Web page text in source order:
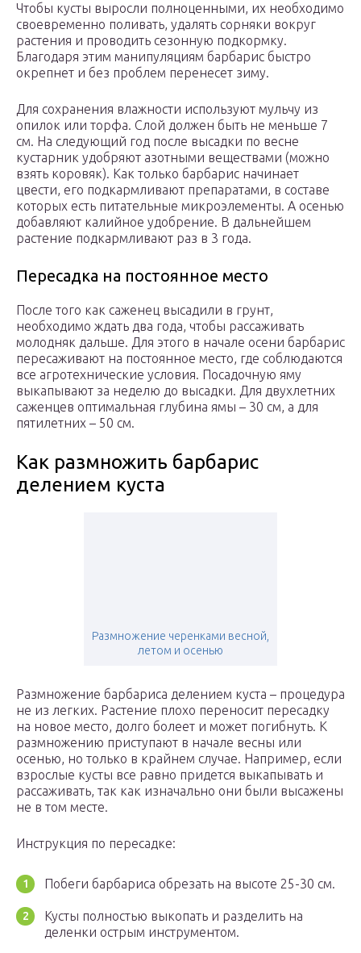
Чтобы кусты выросли полноценными, их необходимо
своевременно поливать, удалять сорняки вокруг
растения и проводить сезонную подкормку.
Благодаря этим манипуляциям барбарис быстро
окрепнет и без проблем перенесет зиму.
Для сохранения влажности используют мульчу из
опилок или торфа. Слой должен быть не меньше 7
см. На следующий год после высадки по весне
кустарник удобряют азотными веществами (можно
взять коровяк). Как только барбарис начинает
цвести, его подкармливают препаратами, в составе
которых есть питательные микроэлементы. А осенью
добавляют калийное удобрение. В дальнейшем
растение подкармливают раз в 3 года.
Пересадка на постоянное место
После того как саженец высадили в грунт,
необходимо ждать два года, чтобы рассаживать
молодняк дальше. Для этого в начале осени барбарис
пересаживают на постоянное место, где соблюдаются
все агротехнические условия. Посадочную яму
выкапывают за неделю до высадки. Для двухлетних
саженцев оптимальная глубина ямы – 30 см, а для
пятилетних – 50 см.
Как размножить барбарис
делением куста
Размножение черенками весной,
летом и осенью
Размножение барбариса делением куста – процедура
не из легких. Растение плохо переносит пересадку
на новое место, долго болеет и может погибнуть. К
размножению приступают в начале весны или
осенью, но только в крайнем случае. Например, если
взрослые кусты все равно придется выкапывать и
рассаживать, так как изначально они были высажены
не в том месте.
Инструкция по пересадке:
Побеги барбариса обрезать на высоте 25-30 см.
Кусты полностью выкопать и разделить на
деленки острым инструментом.